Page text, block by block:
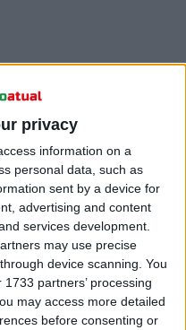
privacy
information on a
personal data, such as
sent by a device for
advertising and content
services development.
may use precise
device scanning. You
partners’ processing
may access more detailed
before consenting or
na Corsa Rosa,
com proteção extra
por Anders
o que era, simplificou
que lhe chamamos”,
havia nada de
na decisão.